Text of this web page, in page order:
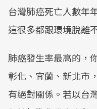
台灣肺癌死亡人數年
這很多都跟環境脫離
肺癌發生率最高的，
彰化、宜蘭、新北市
有絕對關係。若以台